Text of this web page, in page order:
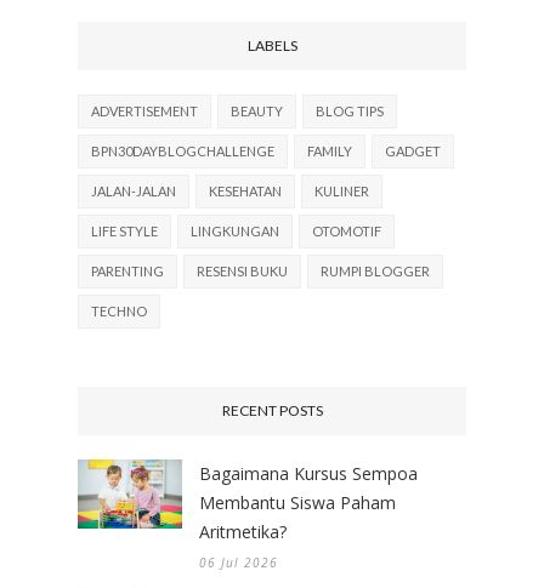
LABELS
ADVERTISEMENT BEAUTY BLOG TIPS
BPN30DAYBLOGCHALLENGE FAMILY GADGET
JALAN-JALAN KESEHATAN KULINER
LIFE STYLE LINGKUNGAN OTOMOTIF
PARENTING RESENSI BUKU RUMPI BLOGGER
TECHNO
RECENT POSTS
Bagaimana Kursus Sempoa
Membantu Siswa Paham
Aritmetika?
06 Jul 2026